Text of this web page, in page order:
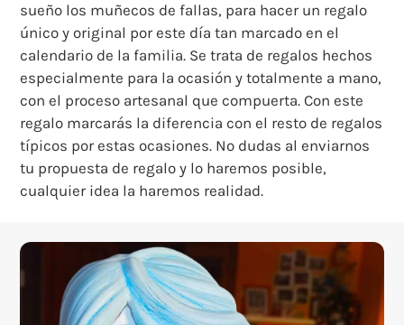
sueño los muñecos de fallas, para hacer un regalo
único y original por este día tan marcado en el
calendario de la familia. Se trata de regalos hechos
especialmente para la ocasión y totalmente a mano,
con el proceso artesanal que compuerta. Con este
regalo marcarás la diferencia con el resto de regalos
típicos por estas ocasiones. No dudas al enviarnos
tu propuesta de regalo y lo haremos posible,
cualquier idea la haremos realidad.